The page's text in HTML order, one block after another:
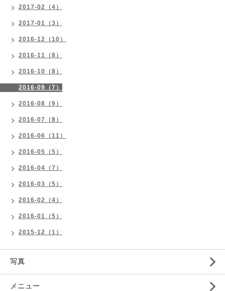
2017-02（4）
2017-01（3）
2016-12（10）
2016-11（8）
2016-10（8）
2016-09（7）
2016-08（9）
2016-07（8）
2016-06（11）
2016-05（5）
2016-04（7）
2016-03（5）
2016-02（4）
2016-01（5）
2015-12（1）
写真
メニュー